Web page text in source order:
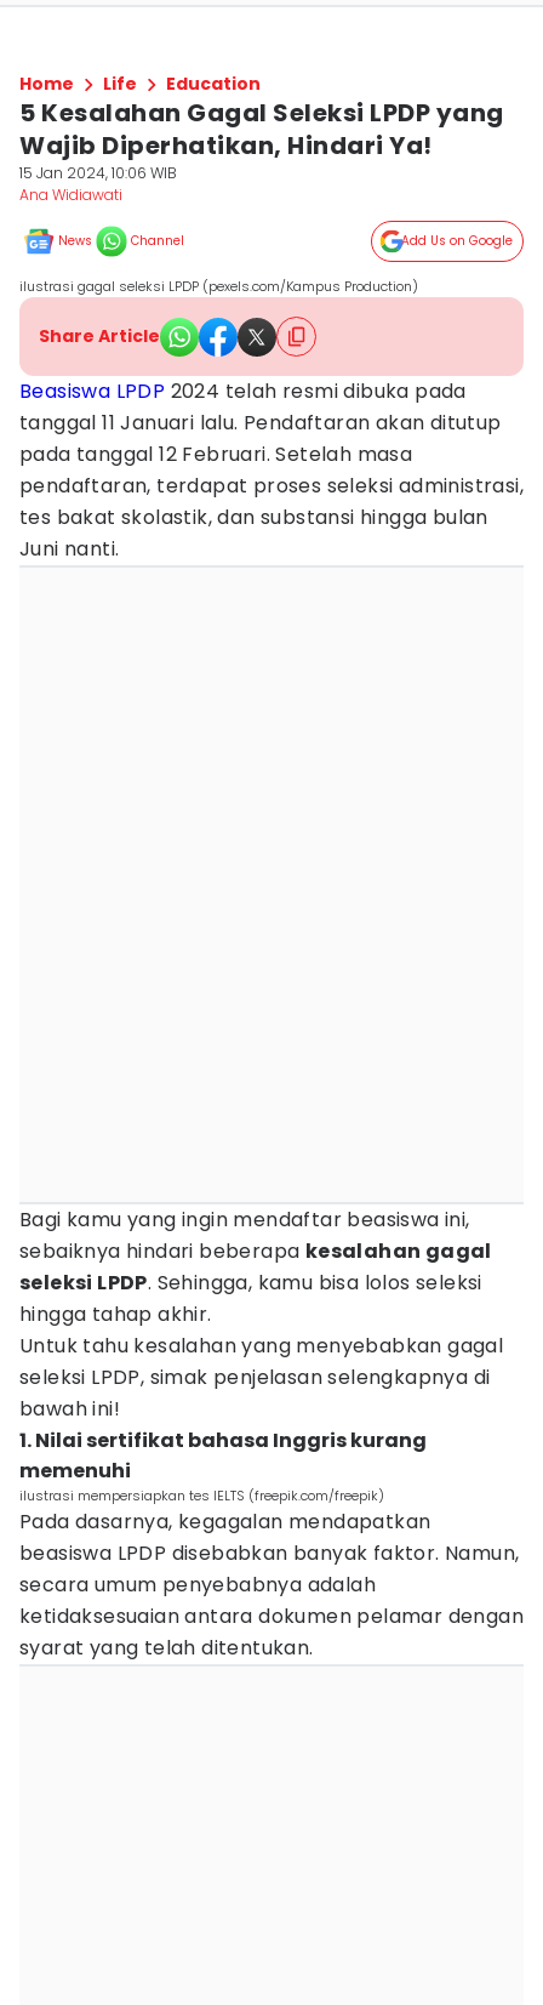
Home Life Education
5 Kesalahan Gagal Seleksi LPDP yang
Wajib Diperhatikan, Hindari Ya!
15 Jan 2024, 10:06 WIB
Ana Widiawati
News Channel Add Us on Google
ilustrasi gagal seleksi LPDP (pexels.com/Kampus Production)
Share Article
Beasiswa LPDP 2024 telah resmi dibuka pada
tanggal 11 Januari lalu. Pendaftaran akan ditutup
pada tanggal 12 Februari. Setelah masa
pendaftaran, terdapat proses seleksi administrasi,
tes bakat skolastik, dan substansi hingga bulan
Juni nanti.
Bagi kamu yang ingin mendaftar beasiswa ini,
sebaiknya hindari beberapa kesalahan gagal
seleksi LPDP. Sehingga, kamu bisa lolos seleksi
hingga tahap akhir.
Untuk tahu kesalahan yang menyebabkan gagal
seleksi LPDP, simak penjelasan selengkapnya di
bawah ini!
1. Nilai sertifikat bahasa Inggris kurang
memenuhi
ilustrasi mempersiapkan tes IELTS (freepik.com/freepik)
Pada dasarnya, kegagalan mendapatkan
beasiswa LPDP disebabkan banyak faktor. Namun,
secara umum penyebabnya adalah
ketidaksesuaian antara dokumen pelamar dengan
syarat yang telah ditentukan.